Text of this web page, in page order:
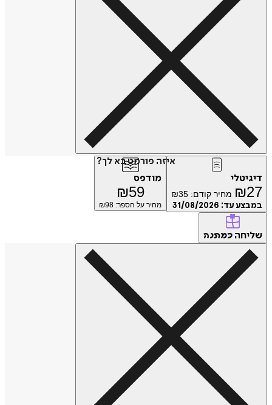
איזה פורמט בא לך?
דיגיטלי
₪27 מחיר קודם: ₪35
במבצע עד: 31/08/2026
מודפס
₪59
מחיר על הספר: ₪ 98
שליחה כמתנה